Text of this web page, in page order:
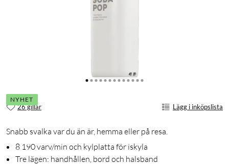
NYHET
26 gillar Lägg i inköpslista
Snabb svalka var du än är, hemma eller på resa.
8 190 varv/min och kylplatta för iskyla
Tre lägen: handhållen, bord och halsband